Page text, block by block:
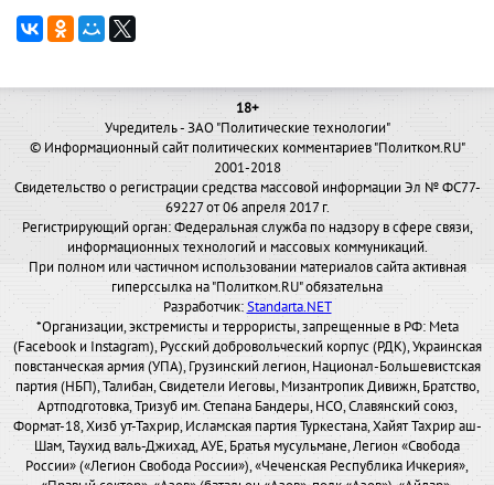
18+
Учредитель - ЗАО "Политические технологии"
© Информационный сайт политических комментариев "Политком.RU"
2001-2018
Свидетельство о регистрации средства массовой информации Эл № ФС77-
69227 от 06 апреля 2017 г.
Регистрирующий орган: Федеральная служба по надзору в сфере связи,
информационных технологий и массовых коммуникаций.
При полном или частичном использовании материалов сайта активная
гиперссылка на "Политком.RU" обязательна
Разработчик:Standarta.NET
*Организации, экстремисты и террористы, запрещенные в РФ: Meta
(Facebook и Instagram), Русский добровольческий корпус (РДК), Украинская
повстанческая армия (УПА), Грузинский легион, Национал-Большевистская
партия (НБП), Талибан, Свидетели Иеговы, Мизантропик Дивижн, Братство,
Артподготовка, Тризуб им. Степана Бандеры, НСО, Славянский союз,
Формат-18, Хизб ут-Тахрир, Исламская партия Туркестана, Хайят Тахрир аш-
Шам, Таухид валь-Джихад, АУЕ, Братья мусульмане, Легион «Свобода
России» («Легион Свобода России»), «Чеченская Республика Ичкерия»,